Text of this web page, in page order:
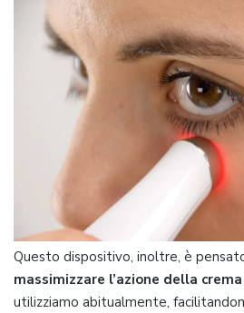
Questo dispositivo, inoltre, è
massimizzare l’azione della
utilizziamo abitualmente,